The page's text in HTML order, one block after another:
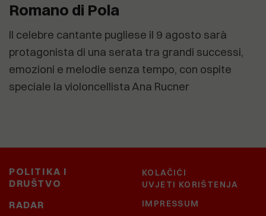
Romano di Pola
Il celebre cantante pugliese il 9 agosto sarà
protagonista di una serata tra grandi successi,
emozioni e melodie senza tempo, con ospite
speciale la violoncellista Ana Rucner
POLITIKA I
DRUŠTVO
RADAR
KOLAČIĆI
UVJETI KORIŠTENJA
IMPRESSUM